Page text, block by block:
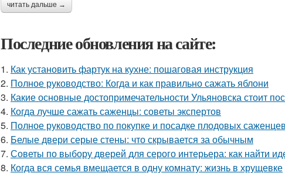
читать дальше →
Последние обновления на сайте:
1. Как установить фартук на кухне: пошаговая инструкция
2. Полное руководство: Когда и как правильно сажать яблони
3. Какие основные достопримечательности Ульяновска стоит
4. Когда лучше сажать саженцы: советы экспертов
5. Полное руководство по покупке и посадке плодовых
6. Белые двери серые стены: что скрывается за обычным
7. Советы по выбору дверей для серого интерьера: как найти
8. Когда вся семья вмещается в одну комнату: жизнь в хрущевке